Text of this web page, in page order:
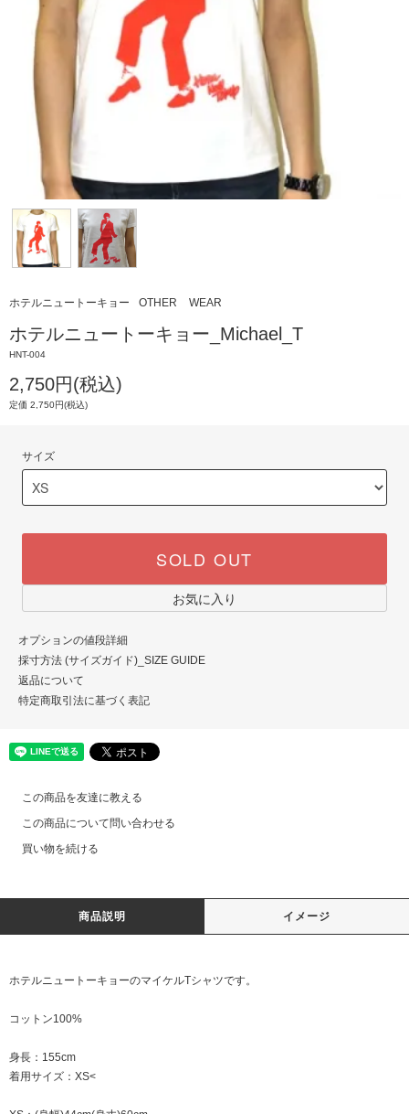
ホテルニュートーキョー OTHER WEAR
ホテルニュートーキョー_Michael_T
HNT-004
2,750円(税込)
定価 2,750円(税込)
サイズ
SOLD OUT
お気に入り
オプションの値段詳細
採寸方法 (サイズガイド)_SIZE GUIDE
返品について
特定商取引法に基づく表記
この商品を友達に教える
この商品について問い合わせる
買い物を続ける
商品説明 イメージ
ホテルニュートーキョーのマイケルTシャツです。
コットン100%
身長：155cm
着用サイズ：XS<